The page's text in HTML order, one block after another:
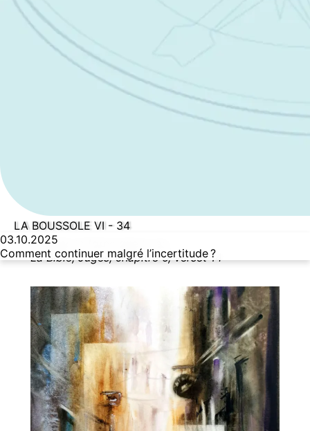
LA BOUSSOLE VI - 34
03.10.2025
Comment continuer malgré l’incertitude ?
Va avec la force que tu as.
La Bible, Juges, chapitre 6, verset 14